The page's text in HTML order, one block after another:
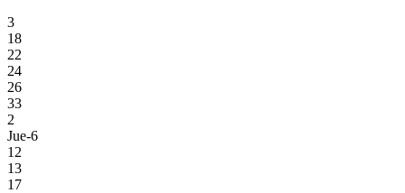
3
18
22
24
26
33
2
Jue-6
12
13
17